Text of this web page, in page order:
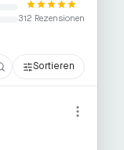
312 Rezensionen
Sortieren